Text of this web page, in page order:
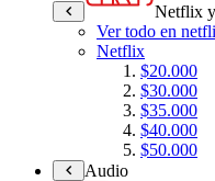
Netflix
Ver todo en
Netflix
$20.000
$30.000
$35.000
$40.000
$50.000
Audio